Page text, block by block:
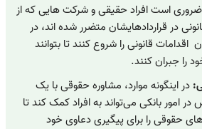
ضروری است افراد حقیقی و شرکت هایی که از
در قراردادهایشان متضرر شده اند، در
اقدامات قانونی را شروع کنند تا بتوانند
را جبران کنند.
در اینگونه موارد، مشاوره حقوقی با یک
امور بانکی می‌تواند به افراد کمک کند تا
حقوقی را برای پیگیری دعاوی خود